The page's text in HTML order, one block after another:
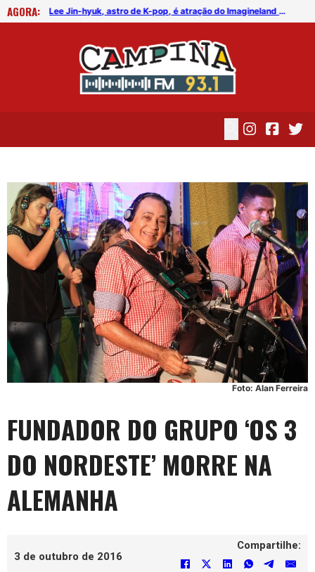
AGORA:
FICG trará Diogo Nogueira, Othon Bastos, Kell Smith e Antônio Nóbrega Lee Jin-hyuk, astro de K-pop, é atração do Imagineland On The Road 2026
Foto: Alan Ferreira
FUNDADOR DO GRUPO ‘OS 3
DO NORDESTE’ MORRE NA
ALEMANHA
3 de outubro de 2016
Compartilhe: